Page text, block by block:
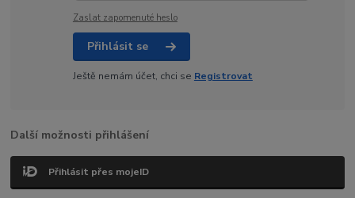
Zaslat zapomenuté heslo
Přihlásit se
Ještě nemám účet, chci se Registrovat
Další možnosti přihlášení
Přihlásit přes mojeID